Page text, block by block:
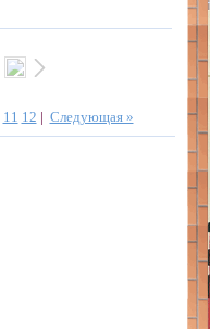
11 12 | Следующая »